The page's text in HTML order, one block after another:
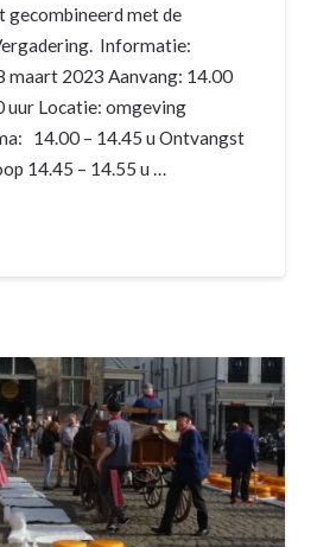
met de
Informatie:
maart 2023 Aanvang: 14.00
uur Locatie: omgeving
14.00 – 14.45 u Ontvangst
14.45 – 14.55 u …